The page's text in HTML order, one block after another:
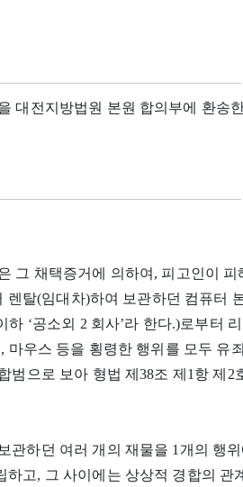
대전지방법원 본원 합의부에 환송
그 채택증거에 의하여, 피고인이
렌탈(임대차)하여 보관하던 컴퓨터
하 ‘공소외 2 회사’라 한다.)로부터
마우스 등을 횡령한 행위를 모두 유
범으로 보아 형법 제38조 제1항 제2
관하던 여러 개의 재물을 1개의 행
하고, 그 사이에는 상상적 경합의 관